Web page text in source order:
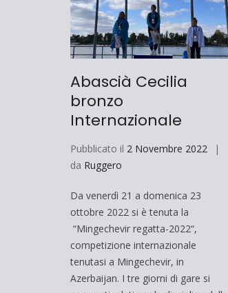
Abascià Cecilia
bronzo
Internazionale
Pubblicato il 2 Novembre 2022
da Ruggero
Da venerdì 21 a domenica 23
ottobre 2022 si è tenuta la
“Mingechevir regatta-2022“,
competizione internazionale
tenutasi a Mingechevir, in
Azerbaijan. I tre giorni di gare si